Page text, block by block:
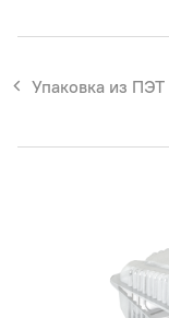
Упаковка из ПЭТ